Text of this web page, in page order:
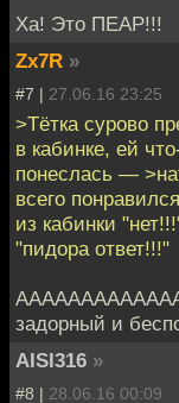
Ха! Это ПЕАР!!!
Zx7R »
#7 | 27.06.16 23:25
>Тётка сурово
в кабинке, ей
понеслась —
всего
из кабинки
"пидора ответ!!!"
задорный и
AISI316 »
#8 | 28.06.16 00:09